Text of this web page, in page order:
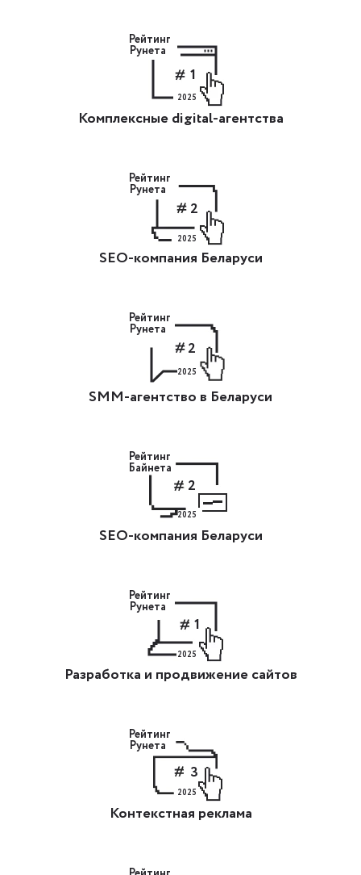
Рейтинг
Рунета
1
2025
Комплексные digital-агентства
Рейтинг
Рунета
2
2025
SEO-компания Беларуси
Рейтинг
Рунета
2
2025
SMM-агентство в Беларуси
Рейтинг
Байнета
2
2025
SEO-компания Беларуси
Рейтинг
Рунета
1
2025
Разработка и продвижение сайтов
Рейтинг
Рунета
3
2025
Контекстная реклама